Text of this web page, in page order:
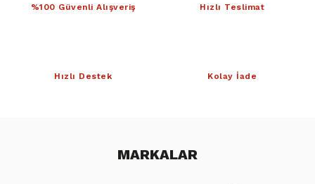
%100 Güvenli Alışveriş Hızlı Teslimat
Hızlı Destek Kolay İade
MARKALAR